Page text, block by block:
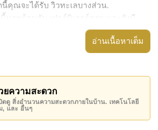
คุณจะได้รับ วิวทะเลบางส่วน.
มาพร้อมกับ เฟอร์นิเจอร์ครบ และยังมี
ะดวก ได้แก่ มีระเบียง, เครื่องปรับ
มีสิ่งอำนวยความสะดวกส่วนกลาง
ชั้นดาดฟ้า, สกายเทอร์เรซ, ซาวน่าหรือ
งสมุด
The Panora Pattaya ได้แก่: เดินทาง
อ่านเนื้อหาเต็ม
ยความสะดวก
ดดู สิ่งอำนวนความสะดวกภายในบ้าน. เทคโนโลยี
, และ อื่นๆ